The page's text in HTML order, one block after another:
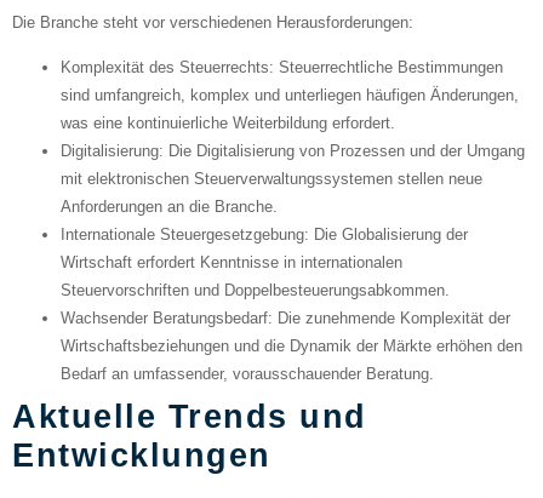
Die Branche steht vor verschiedenen Herausforderungen:
Komplexität des Steuerrechts: Steuerrechtliche Bestimmungen
sind umfangreich, komplex und unterliegen häufigen Änderungen,
was eine kontinuierliche Weiterbildung erfordert.
Digitalisierung: Die Digitalisierung von Prozessen und der Umgang
mit elektronischen Steuerverwaltungssystemen stellen neue
Anforderungen an die Branche.
Internationale Steuergesetzgebung: Die Globalisierung der
Wirtschaft erfordert Kenntnisse in internationalen
Steuervorschriften und Doppelbesteuerungsabkommen.
Wachsender Beratungsbedarf: Die zunehmende Komplexität der
Wirtschaftsbeziehungen und die Dynamik der Märkte erhöhen den
Bedarf an umfassender, vorausschauender Beratung.
Aktuelle Trends und
Entwicklungen